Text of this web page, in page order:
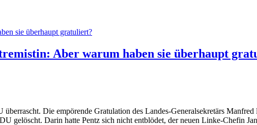
Aber warum haben sie überhaupt
Die empörende Gratulation des Landes-Generalsekretärs
gelöscht. Darin hatte Pentz sich nicht entblödet, der neuen Linke-Chefin